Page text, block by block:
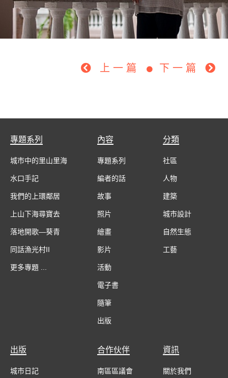
上一篇 下一篇
專題系列
城市中的里山里海
水口手記
我們的上環鄰居
上山下海尋寶去
落地開歌—葵青
同話漁光村II
更多專題 ...
內容
專題系列
編者的話
故事
照片
繪畫
影片
活動
電子書
隨筆
出版
分類
社區
人物
建築
城市設計
自然生態
工藝
出版
城市日記
合作伙伴
南區區議會
資訊
關於我們